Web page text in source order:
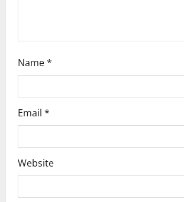
Name*
Email *
Website